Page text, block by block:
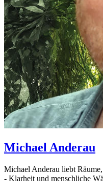
Michael Anderau
Michael Anderau liebt
- Klarheit und menschliche